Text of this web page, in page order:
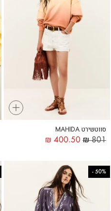
+
סווטשירט MAHIDA
₪801
₪ 400.50
50%
-